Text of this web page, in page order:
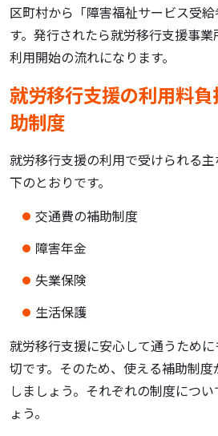
区町村から「障害福祉サービス受
す。発行されたら就労移行支援事業
利用開始の流れになります。
就労移行支援の利用料
助制度
就労移行支援の利用で受けられる
下のとおりです。
交通費の補助制度
障害年金
失業保険
生活保護
就労移行支援に安心して通うため
切です。そのため、使える補助制
しましょう。それぞれの制度につ
ょう。